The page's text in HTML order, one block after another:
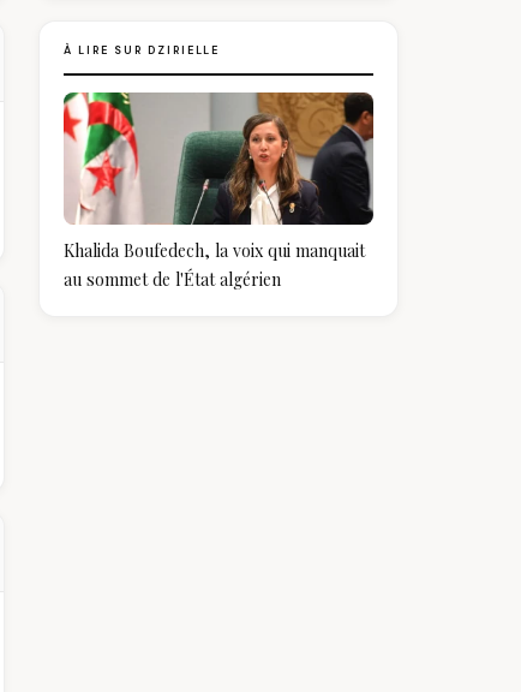
À LIRE SUR DZIRIELLE
Khalida Boufedech, la voix qui manquait
au sommet de l'État algérien